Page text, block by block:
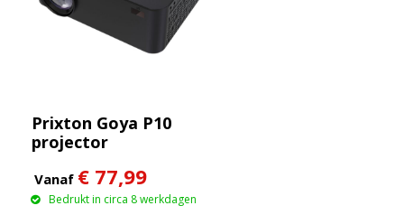
Prixton Goya P10
projector
Vanaf € 77,99
Bedrukt in circa 8 werkdagen